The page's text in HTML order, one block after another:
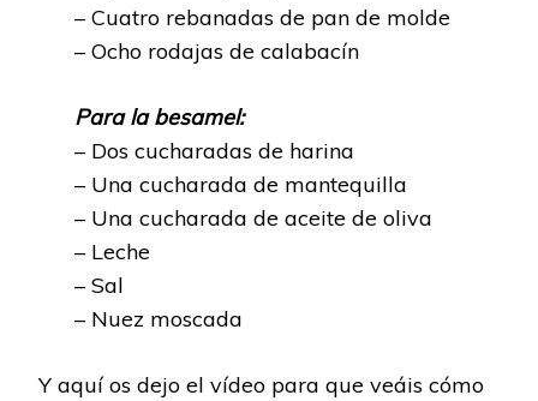
– Cuatro rebanadas de pan de molde
– Ocho rodajas de calabacín
Para la besamel:
– Dos cucharadas de harina
– Una cucharada de mantequilla
– Una cucharada de aceite de oliva
– Leche
– Sal
– Nuez moscada
Y aquí os dejo el vídeo para que veáis cómo